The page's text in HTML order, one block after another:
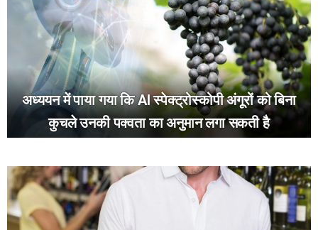
अध्ययन में पाया गया कि AI स्पेक्ट्रोस्कोपी अंगूरों को बिना
कुचले उनकी पक्वता का अनुमान लगा सकती है